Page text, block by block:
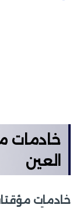
خادمات
العين
خادمات